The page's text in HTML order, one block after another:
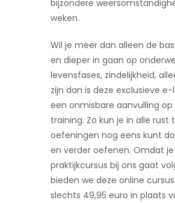
bijzondere
weken.
Wil je meer dan alleen de
en dieper in gaan op
levensfases, zindelijkheid,
zijn dan is deze exclusieve
een onmisbare aanvulling op
training. Zo kun je in alle rust
oefeningen nog eens kunt
en verder oefenen. Omdat
praktijkcursus bij ons gaat
bieden we deze online
slechts 49,95 euro in plaats